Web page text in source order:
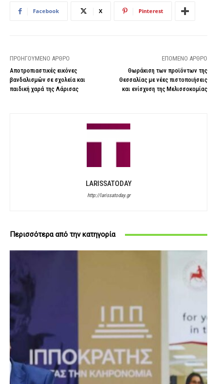
Facebook X Pinterest
ΠΡΟΗΓΟΎΜΕΝΟ ΆΡΘΡΟ
Αποτροπιαστικές εικόνες
βανδαλισμών σε σχολεία και
παιδική χαρά της Λάρισας
ΕΠΌΜΕΝΟ ΆΡΘΡΟ
Θωράκιση των προϊόντων της
Θεσσαλίας με νέες πιστοποιήσεις
και ενίσχυση της Μελισσοκομίας
LARISSATODAY
http://larissatoday.gr
Περισσότερα από την κατηγορία